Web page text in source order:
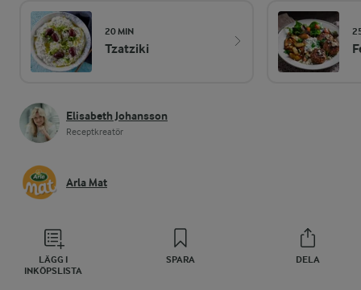
20 MIN
Tzatziki
Elisabeth Johansson
Receptkreatör
Arla Mat
LÄGG I
INKÖPSLISTA
SPARA DELA